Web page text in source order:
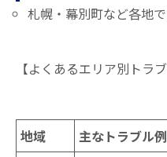
札幌・幕別町など各地
【よくあるエリア別トラブ
地域 主なトラブル例